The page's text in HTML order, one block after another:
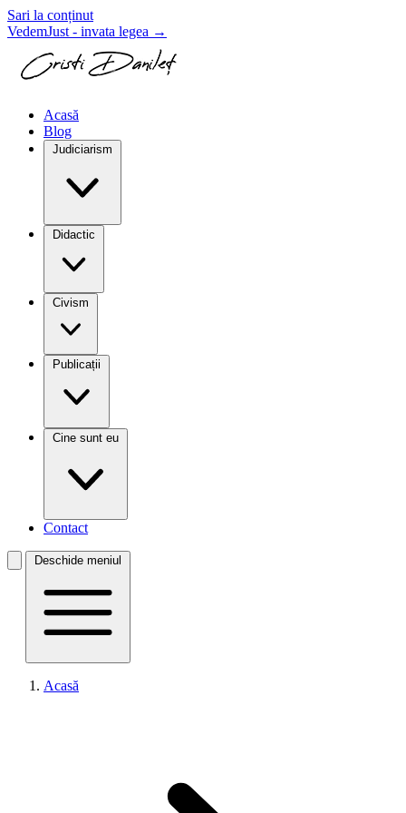
Sari la conținut
VedemJust - invata legea →
Acasă
Blog
Judiciarism
Didactic
Civism
Publicații
Cine sunt eu
Contact
Deschide meniul
Acasă